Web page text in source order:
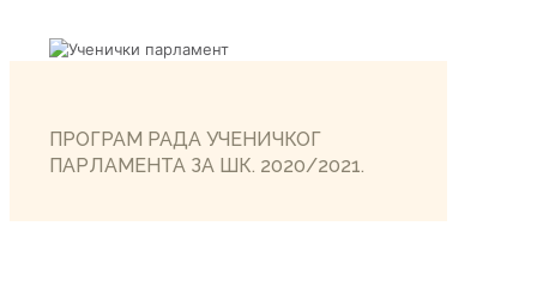
ПРОГРАМ РАДА УЧЕНИЧКОГ
ПАРЛАМЕНТА ЗА ШК. 2020/2021.